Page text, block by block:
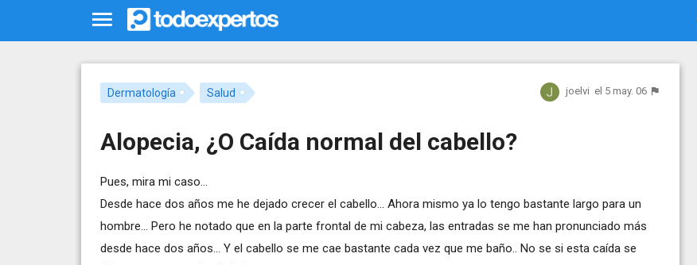
Dermatología Salud joelvi el 5 may. 06
Alopecia, ¿O Caída normal del cabello?
Pues, mira mi caso...
Desde hace dos años me he dejado crecer el cabello... Ahora mismo ya lo tengo bastante largo para un
hombre... Pero he notado que en la parte frontal de mi cabeza, las entradas se me han pronunciado más
desde hace dos años... Y el cabello se me cae bastante cada vez que me baño.. No se si esta caída se